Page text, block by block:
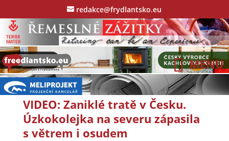
redakce@frydlantsko.eu
VIDEO: Zaniklé tratě v Česku.
Úzkokolejka na severu zápasila
s větrem i osudem